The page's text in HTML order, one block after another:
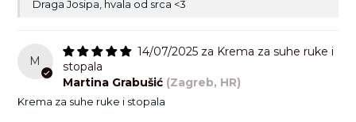
Draga Josipa, hvala od srca <3
M
14/07/2025
Krema za suhe ruke i
stopala
Martina Grabušić (Zagreb, HR)
Krema za suhe ruke i stopala